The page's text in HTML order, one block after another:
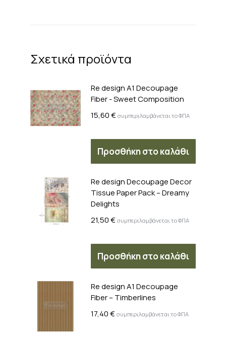
Σχετικά προϊόντα
Re design A1 Decoupage
Fiber - Sweet Composition
15,60€ συμπεριλαμβάνεται το ΦΠΑ
Προσθήκη στο καλάθι
Re design Decoupage Decor
Tissue Paper Pack – Dreamy
Delights
21,50€ συμπεριλαμβάνεται το ΦΠΑ
Προσθήκη στο καλάθι
Re design A1 Decoupage
Fiber – Timberlines
17,40€ συμπεριλαμβάνεται το ΦΠΑ